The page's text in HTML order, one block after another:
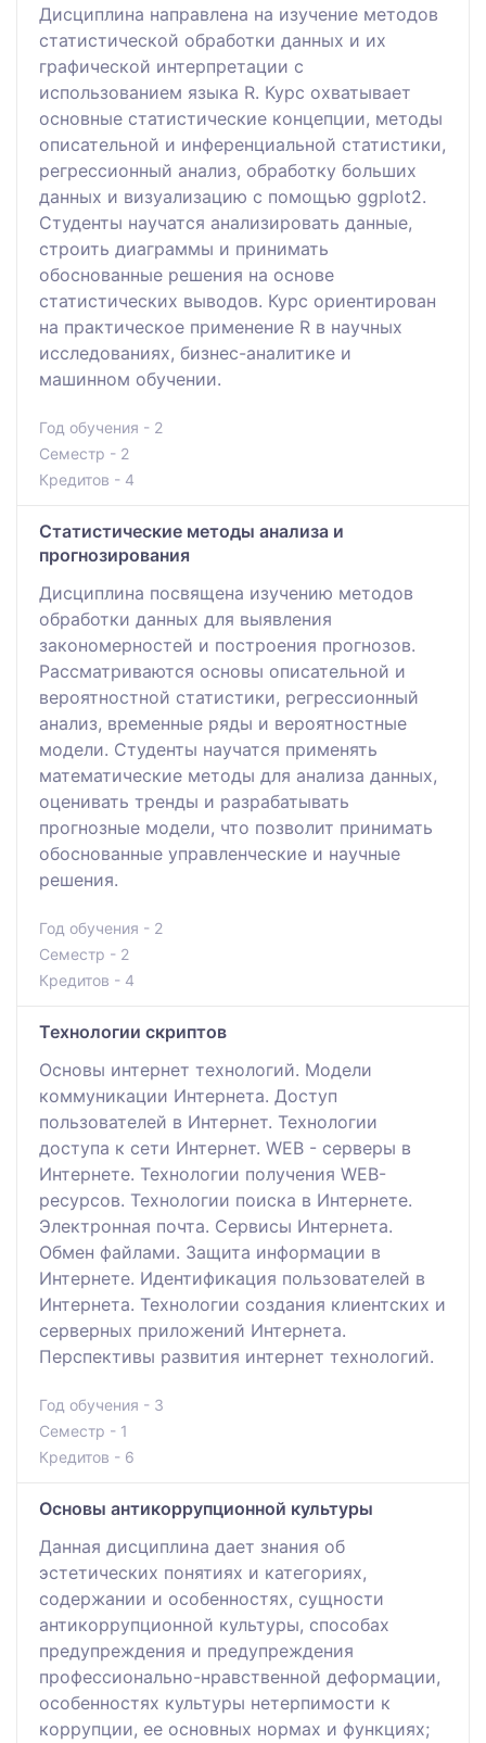
Дисциплина направлена на изучение методов
статистической обработки данных и их
графической интерпретации с
использованием языка R. Курс охватывает
основные статистические концепции, методы
описательной и инференциальной статистики,
регрессионный анализ, обработку больших
данных и визуализацию с помощью ggplot2.
Студенты научатся анализировать данные,
строить диаграммы и принимать
обоснованные решения на основе
статистических выводов. Курс ориентирован
на практическое применение R в научных
исследованиях, бизнес-аналитике и
машинном обучении.
Год обучения - 2
Семестр - 2
Кредитов - 4
Статистические методы анализа и
прогнозирования
Дисциплина посвящена изучению методов
обработки данных для выявления
закономерностей и построения прогнозов.
Рассматриваются основы описательной и
вероятностной статистики, регрессионный
анализ, временные ряды и вероятностные
модели. Студенты научатся применять
математические методы для анализа данных,
оценивать тренды и разрабатывать
прогнозные модели, что позволит принимать
обоснованные управленческие и научные
решения.
Год обучения - 2
Семестр - 2
Кредитов - 4
Технологии скриптов
Основы интернет технологий. Модели
коммуникации Интернета. Доступ
пользователей в Интернет. Технологии
доступа к сети Интернет. WEB - cерверы в
Интернете. Технологии получения WEB-
ресурсов. Технологии поиска в Интернете.
Электронная почта. Сервисы Интернета.
Обмен файлами. Защита информации в
Интернете. Идентификация пользователей в
Интернета. Технологии создания клиентских и
серверных приложений Интернета.
Перспективы развития интернет технологий.
Год обучения - 3
Семестр - 1
Кредитов - 6
Основы антикоррупционной культуры
Данная дисциплина дает знания об
эстетических понятиях и категориях,
содержании и особенностях, сущности
антикоррупционной культуры, способах
предупреждения и предупреждения
профессионально-нравственной деформации,
особенностях культуры нетерпимости к
коррупции, ее основных нормах и функциях;